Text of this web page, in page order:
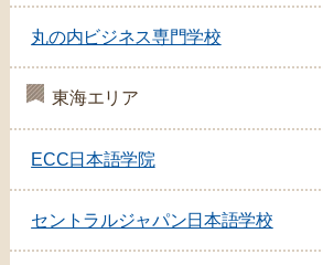
丸の内ビジネス専門学校
東海エリア
ECC日本語学院
セントラルジャパン日本語学校